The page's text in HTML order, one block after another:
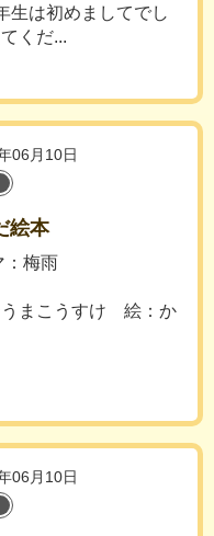
生は初めましてでし
くだ...
06月10日
絵本
梅雨
うまこうすけ 絵：か
06月10日